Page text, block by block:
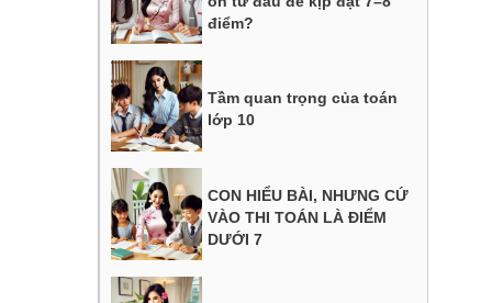
điểm?
Tầm quan trọng của toán
lớp 10
CON HIỂU BÀI, NHƯNG CỨ
VÀO THI TOÁN LÀ ĐIỂM
DƯỚI 7